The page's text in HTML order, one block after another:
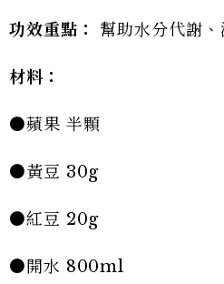
功效重點： 幫助水分代謝
材料：
●蘋果 半顆
●黃豆 30g
●紅豆 20g
●開水 800ml